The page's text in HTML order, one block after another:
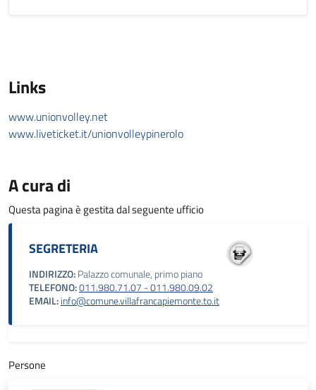
Links
www.unionvolley.net
www.liveticket.it/unionvolleypinerolo
A cura di
Questa pagina è gestita dal seguente ufficio
SEGRETERIA
INDIRIZZO:Palazzo comunale, primo piano
TELEFONO:011.980.71.07 - 011.980.09.02
EMAIL:info@comune.villafrancapiemonte.to.it
Persone